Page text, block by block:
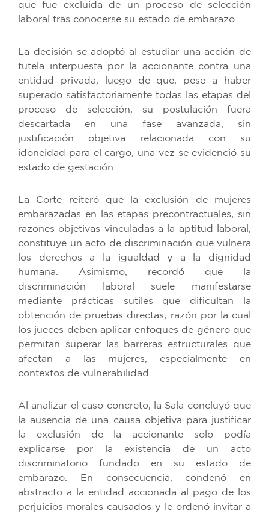
que fue excluida de un proceso de selección
laboral tras conocerse su estado de embarazo.
La decisión se adoptó al estudiar una acción de
tutela interpuesta por la accionante contra una
entidad privada, luego de que, pese a haber
superado satisfactoriamente todas las etapas del
proceso de selección, su postulación fuera
descartada en una fase avanzada, sin
justificación objetiva relacionada con su
idoneidad para el cargo, una vez se evidenció su
estado de gestación.
La Corte reiteró que la exclusión de mujeres
embarazadas en las etapas precontractuales, sin
razones objetivas vinculadas a la aptitud laboral,
constituye un acto de discriminación que vulnera
los derechos a la igualdad y a la dignidad
humana. Asimismo, recordó que la
discriminación laboral suele manifestarse
mediante prácticas sutiles que dificultan la
obtención de pruebas directas, razón por la cual
los jueces deben aplicar enfoques de género que
permitan superar las barreras estructurales que
afectan a las mujeres, especialmente en
contextos de vulnerabilidad.
Al analizar el caso concreto, la Sala concluyó que
la ausencia de una causa objetiva para justificar
la exclusión de la accionante solo podía
explicarse por la existencia de un acto
discriminatorio fundado en su estado de
embarazo. En consecuencia, condenó en
abstracto a la entidad accionada al pago de los
perjuicios morales causados y le ordenó invitar a